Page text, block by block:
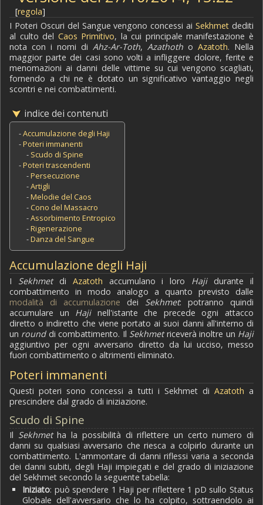
[regola]
I Poteri Oscuri del Sangue vengono concessi aiSekhmet dediti
al culto del Caos Primitivo, la cui principale manifestazione è
nota con i nomi di Ahz-Ar-Toth, Azathoth o Azatoth. Nella
maggior parte dei casi sono volti a infliggere dolore, ferite e
menomazioni ai danni delle vittime su cui vengono scagliati,
fornendo a chi ne è dotato un significativo vantaggio negli
scontri e nei combattimenti.
indice dei contenuti
-Accumulazione degli Haji
-Poteri immanenti
- Scudo di Spine
-Poteri trascendenti
-Persecuzione
-Artigli
-Melodie del Caos
- Cono del Massacro
-Assorbimento Entropico
-Rigenerazione
-Danza del Sangue
Accumulazione degli Haji
I Sekhmetdi Azatoth accumulano i loro Hajidurante il
combattimento in modo analogo a quanto previsto dalle
modalità di accumulazione dei Sekhmet: potranno quindi
accumulare un Hajinell'istante che precede ogni attacco
diretto o indiretto che viene portato ai suoi danni all'interno di
un rounddi combattimento. Il Sekhmetriceverà inoltre un Haji
aggiuntivo per ogni avversario diretto da lui ucciso, messo
fuori combattimento o altrimenti eliminato.
Poteri immanenti
Questi poteri sono concessi a tutti i Sekhmet di Azatoth a
prescindere dal grado di iniziazione.
Scudo di Spine
Il Sekhmetha la possibilità di riflettere un certo numero di
danni su qualsiasi avversario che riesca a colpirlo durante un
combattimento. L'ammontare di danni riflessi varia a seconda
dei danni subiti, degli Haji impiegati e del grado di iniziazione
del Sekhmet secondo la seguente tabella:
Iniziato: può spendere 1 Haji per riflettere 1 pD sullo Status
Globale dell'avversario che lo ha colpito, sottraendolo ai